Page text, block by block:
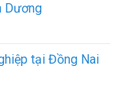
Dương
tại Đồng Nai